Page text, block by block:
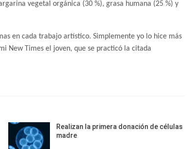
vegetal orgánica (30 %), grasa humana (25 %) y
en cada trabajo artístico. Simplemente yo lo hice más
New Times el joven, que se practicó la citada
Realizan la primera donación de células
madre